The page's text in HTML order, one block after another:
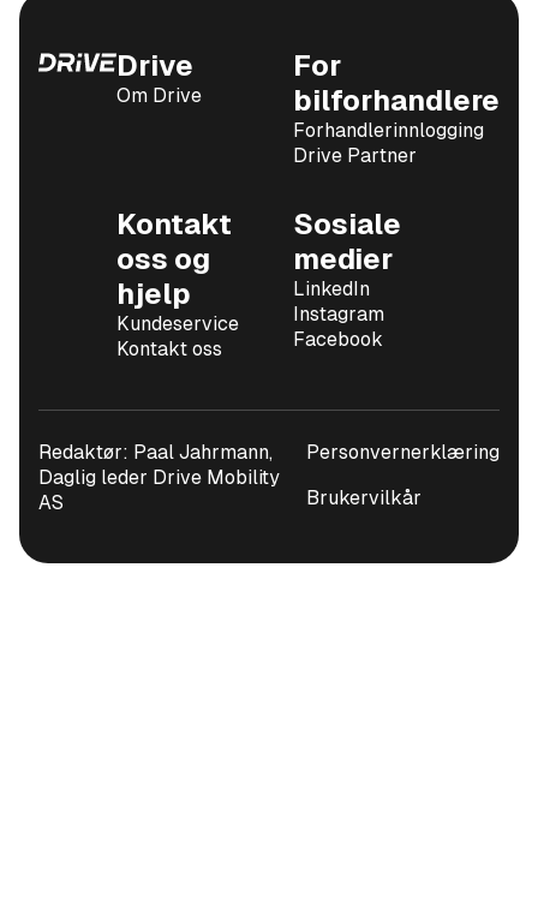
Drive
Om Drive
For
bilforhandlere
Forhandlerinnlogging
Drive Partner
Kontakt
oss og
hjelp
Kundeservice
Kontakt oss
Sosiale
medier
LinkedIn
Instagram
Facebook
Redaktør: Paal Jahrmann,
Daglig leder Drive Mobility
AS
Personvernerklæring
Brukervilkår